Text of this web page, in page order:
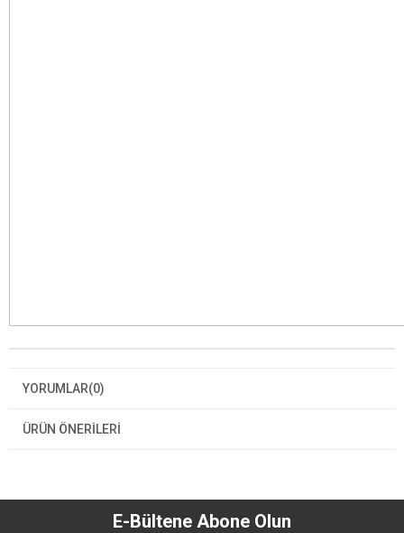
YORUMLAR(0)
ÜRÜN ÖNERILERI
E-Bültene Abone Olun